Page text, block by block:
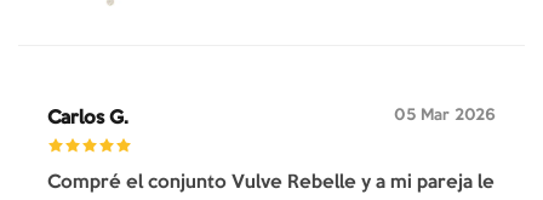
Carlos G. 05 Mar 2026
Compré el conjunto Vulve Rebelle y a mi pareja le